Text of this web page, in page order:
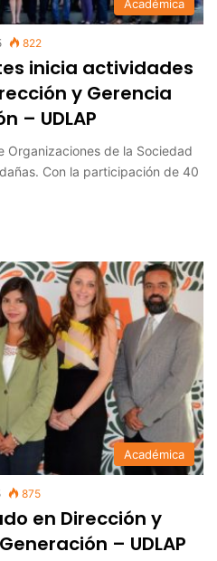
Académica
822
inicia actividades
y Gerencia
– UDLAP
Organizaciones de la Sociedad
Con la participación de 40
Académica
875
en Dirección y
– UDLAP